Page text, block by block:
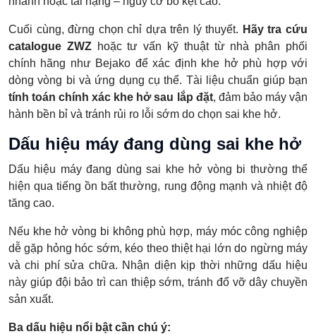
Cuối cùng, đừng chọn chỉ dựa trên lý thuyết. Hãy tra cứu
catalogue ZWZhoặc tư vấn kỹ thuật từ nhà phân phối
chính hãng như Bejako để xác định khe hở phù hợp với
dòng vòng bi và ứng dụng cụ thể. Tài liệu chuẩn giúp bạn
tính toán chính xác khe hở sau lắp đặt, đảm bảo máy vận
hành bền bỉ và tránh rủi ro lỗi sớm do chọn sai khe hở.
Dấu hiệu máy đang dùng sai khe hở
Dấu hiệu máy đang dùng sai khe hở vòng bi thường thể
hiện qua tiếng ồn bất thường, rung động mạnh và nhiệt độ
tăng cao.
Nếu khe hở vòng bi không phù hợp, máy móc công nghiệp
dễ gặp hỏng hóc sớm, kéo theo thiệt hại lớn do ngừng máy
và chi phí sửa chữa. Nhận diện kịp thời những dấu hiệu
này giúp đội bảo trì can thiệp sớm, tránh đổ vỡ dây chuyền
sản xuất.
Ba dấu hiệu nổi bật cần chú ý: